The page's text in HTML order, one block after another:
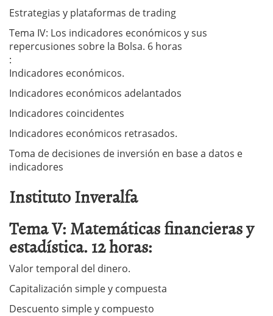
Estrategias y plataformas de trading
Tema IV: Los indicadores económicos y sus
repercusiones sobre la Bolsa. 6 horas
:
Indicadores económicos.
Indicadores económicos adelantados
Indicadores coincidentes
Indicadores económicos retrasados.
Toma de decisiones de inversión en base a datos e
indicadores
Instituto Inveralfa
Tema V: Matemáticas financieras y
estadística. 12 horas:
Valor temporal del dinero.
Capitalización simple y compuesta
Descuento simple y compuesto